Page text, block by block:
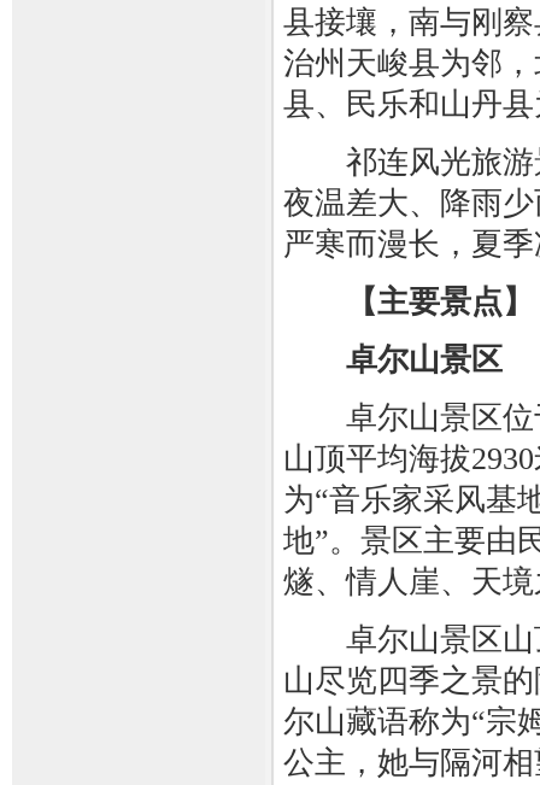
县接壤，南与刚
治州天峻县为邻
县、民乐和山丹
祁连风光旅游
夜温差大、降雨
严寒而漫长，夏
【主要景点】
卓尔山景区
卓尔山景区位
山顶平均海拔
为“音乐家采风基
地”。景区主要由
燧、情人崖、天
卓尔山景区山
山尽览四季之景
尔山藏语称为“宗
公主，她与隔河